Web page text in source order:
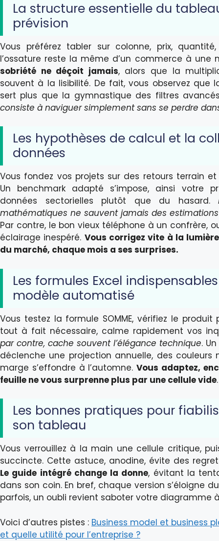
La structure essentielle du
prévision
Vous préférez tabler sur colonne, prix,
l’ossature reste la même d’un commerce à une
sobriété ne déçoit jamais, alors que la
souvent à la lisibilité. De fait, vous observez que
sert plus que la gymnastique des filtres
consiste à naviguer simplement sans se perdre
Les hypothèses de calcul et la
données
Vous fondez vos projets sur des retours terrain et
Un benchmark adapté s’impose, ainsi votre
données sectorielles plutôt que du hasard.
mathématiques ne sauvent jamais des
Par contre, le bon vieux téléphone à un confrère,
éclairage inespéré. Vous corrigez vite à la
du marché, chaque mois a ses surprises.
Les formules Excel
modèle automatisé
Vous testez la formule SOMME, vérifiez le
tout à fait nécessaire, calme rapidement vos
par contre, cache souvent l’élégance technique.
déclenche une projection annuelle, des
marge s’effondre à l’automne.Vous adaptez,
feuille ne vous surprenne plus par une cellule vide.
Les bonnes pratiques pour
son tableau
Vous verrouillez à la main une cellule critique,
succincte. Cette astuce, anodine, évite des
Le guide intégré change la donne, évitant la
dans son coin. En bref, chaque version s’éloigne
parfois, un oubli revient saboter votre diagramme
Voici d’autres pistes : Business model et business
et quelle utilité pour l’entreprise ?